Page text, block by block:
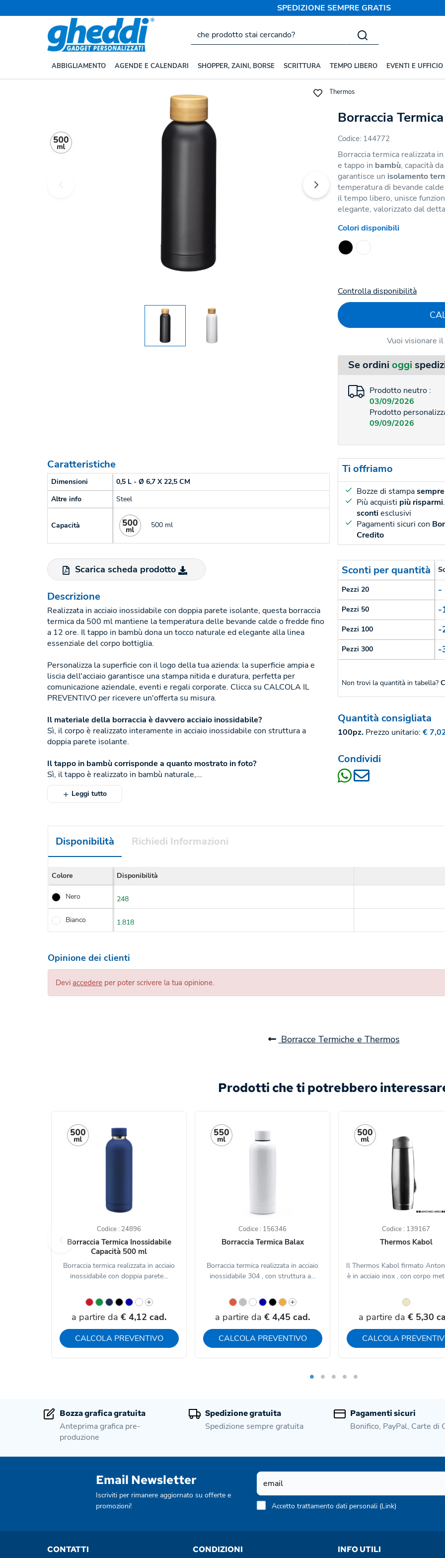
SPEDIZIONE SEMPRE GRATIS
ABBIGLIAMENTO AGENDE E CALENDARI SHOPPER, ZAINI, BORSE SCRITTURA TEMPO LIBERO EVENTI E UFFICIO
Borracce Termiche e Thermos
Borraccia
Codice: 144772
Borraccia termica realizzata in
e tappo in bambù, capacità da
garantisce un isolamento
temperatura di bevande
il tempo libero, unisce
elegante, valorizzato dal
Colori disponibili
Controlla disponibilità
Vuoi visionare
Se ordini oggi
Prodotto neutro :
03/09/2026
Prodotto
09/09/2026
Caratteristiche
Dimensioni
0,5 L - Ø 6,7 X 22,5 CM
Altre info
Steel
Capacità 500 ml
Scarica scheda prodotto
Descrizione
Realizzata in acciaio inossidabile con doppia parete isolante, questa borraccia
termica da 500 ml mantiene la temperatura delle bevande calde o fredde fino
a 12 ore. Il tappo in bambù dona un tocco naturale ed elegante alla linea
essenziale del corpo bottiglia.
Personalizza la superficie con il logo della tua azienda: la superficie ampia e
liscia dell'acciaio garantisce una stampa nitida e duratura, perfetta per
comunicazione aziendale, eventi e regali corporate. Clicca su CALCOLA IL
PREVENTIVO per ricevere un'offerta su misura.
Il materiale della borraccia è davvero acciaio inossidabile?
Sì, il corpo è realizzato interamente in acciaio inossidabile con struttura a
doppia parete isolante.
Il tappo in bambù corrisponde a quanto mostrato in foto?
Sì, il tappo è realizzato in bambù naturale,...
Leggi tutto
Ti offriamo
Bozze di stampa
Più acquisti più risparmi
scontiesclusivi
Pagamenti sicuri con
Credito
Sconti per quantità
Pezzi 20 -
Pezzi 50 -
Pezzi 100 -
Pezzi 300 -
Non trovi la quantità in tabella?
Quantità consigliata
100pz. Prezzo unitario: €
Condividi
Disponibilità Richiedi Informazioni
Colore Disponibilità
Nero 248
Bianco 1.818
Opinione dei clienti
Devi accedere per poter scrivere la tua opinione.
Borracce Termiche e Thermos
Prodotti che ti potrebbero
Codice : 24896
Borraccia Termica Inossidabile
Capacità 500 ml
Borraccia termica realizzata in acciaio
inossidabile con doppia parete...
a partire da € 4,12 cad.
CALCOLA PREVENTIVO
Codice : 156346
Borraccia Termica Balax
Borraccia termica realizzata in acciaio
inossidabile 304 , con struttura a...
a partire da € 4,45 cad.
CALCOLA PREVENTIVO
Codice : 139167
Thermos Kabol
Il Thermos Kabol firmato
è in acciaio inox , con corpo
a partire da € 5,30
CALCOLA
Bozza grafica gratuita
Anteprima grafica pre-
produzione
Spedizione gratuita
Spedizione sempre gratuita
Pagamenti sicuri
Bonifico, PayPal, Carte di
Email Newsletter
Iscriviti per rimanere aggiornato su offerte e
promozioni!
Accetto trattamento dati personali (Link)
CONTATTI CONDIZIONI INFO UTILI